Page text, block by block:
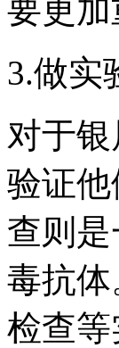
要更
3.做实
对于
验证
查则
毒抗
检查